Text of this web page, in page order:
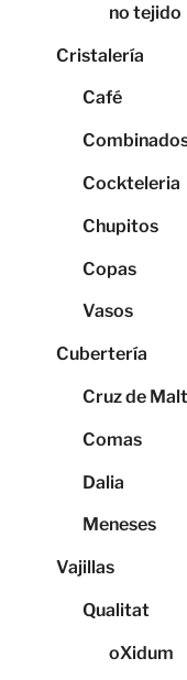
no tejido
Cristalería
Café
Cockteleria
Chupitos
Copas
Vasos
Cubertería
Cruz de
Comas
Dalia
Meneses
Vajillas
Qualitat
oXidum